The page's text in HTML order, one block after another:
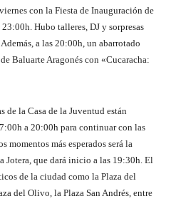
con la Fiesta de Inauguración de
Hubo talleres, DJ y sorpresas
a las 20:00h, un abarrotado
Baluarte Aragonés con «Cucaracha:
de la Casa de la Juventud están
a 20:00h para continuar con las
momentos más esperados será la
Jotera, que dará inicio a las 19:30h. El
de la ciudad como la Plaza del
del Olivo, la Plaza San Andrés, entre